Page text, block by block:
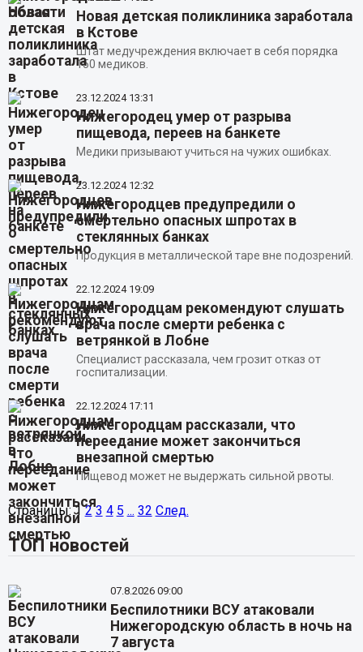
Новая детская поликлиника заработала
в Кстове
Штат медучреждения включает в себя порядка
150 медиков.
23.12.2024 13:31
Нижегородец умер от разрыва
пищевода, переев на банкете
Медики призывают учиться на чужих ошибках.
23.12.2024 12:32
Нижегородцев предупредили о
смертельно опасных шпротах в
стеклянных банках
Продукция в металлической таре вне подозрений.
22.12.2024 19:09
Нижегородцам рекомендуют слушать
врача после смерти ребенка с
ветрянкой в Лобне
Специалист рассказала, чем грозит отказ от
госпитализации.
22.12.2024 17:11
Нижегородцам рассказали, что
переедание может закончиться
внезапной смертью
Пищевод может не выдержать сильной рвоты.
Страницы: 1 2 3 4 5 ... 32 След.
ТОП новостей
07.8.2026 09:00
Беспилотники ВСУ атаковали
Нижегородскую область в ночь на
7 августа